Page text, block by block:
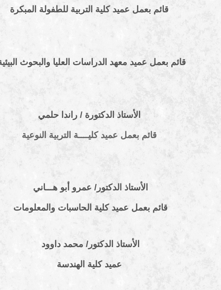
قائم بعمل عميد كلية التربية للطفولة المبكرة
قائم بعمل عميد معهد الدراسات العليا والبحوث البيئية
الأستاذ الدكتورة / راندا حلمي
قائم بعمل عميد كليــــة التربية النوعية
الأستاذ الدكتور/ عمرو أبو هـــاني
قائم بعمل عميد كلية الحاسبات والمعلومات
الأستاذ الدكتور/ محمد داوود
عميد كلية الهندسة